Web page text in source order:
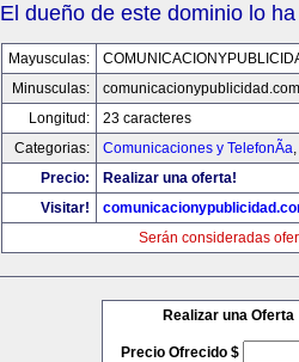
El dueño de este dominio lo
Mayusculas:
Minusculas:
comunicacionypublicidad.com
Longitud:
23 caracteres
Categorias:
Comunicaciones y TelefonÃ­a,
Precio:
Realizar una oferta!
Visitar!
Serán consideradas
Realizar una Oferta
Precio Ofrecido $